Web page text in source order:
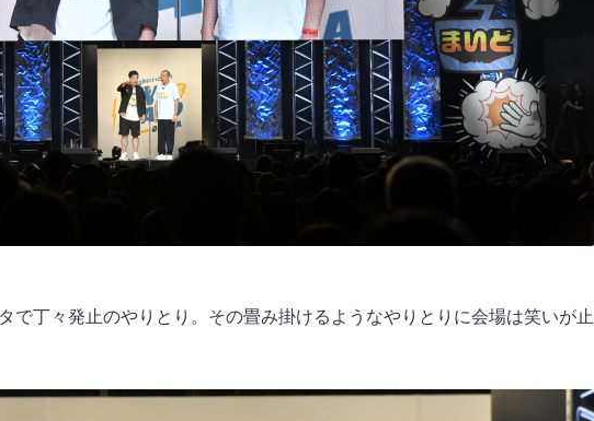
で丁々発止のやりとり。その畳み掛けるようなやりとりに会場は笑いが止